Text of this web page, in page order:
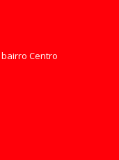
bairro Centro